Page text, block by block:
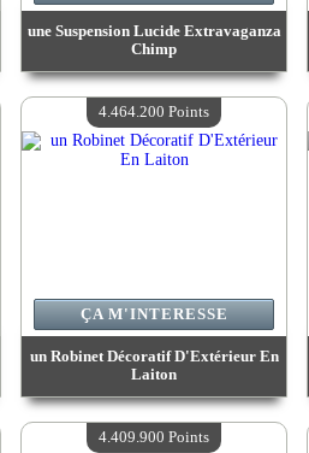
une Suspension Lucide Extravaganza
Chimp
Valeur :4 545 000 Points
Quantité Disponible :4
un Robinet Décoratif D'Extérieur En
Laiton
Valeur :4 464 200 Points
Quantité Disponible :4
ÇA M'INTERESSE
4.464.200 Points
4.409.900 Points